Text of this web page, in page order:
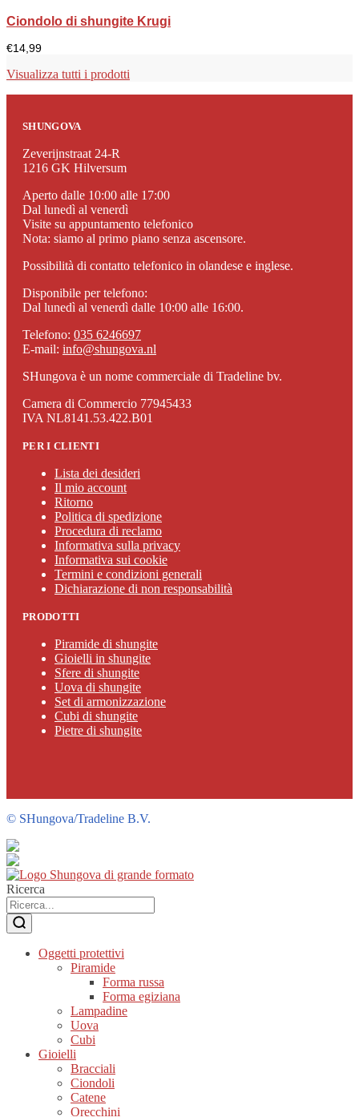
Ciondolo di shungite Krugi
€14,99
Visualizza tutti i prodotti
SHUNGOVA
Zeverijnstraat 24-R
1216 GK Hilversum
Aperto dalle 10:00 alle 17:00
Dal lunedì al venerdì
Visite su appuntamento telefonico
Nota: siamo al primo piano senza ascensore.
Possibilità di contatto telefonico in olandese e inglese.
Disponibile per telefono:
Dal lunedì al venerdì dalle 10:00 alle 16:00.
Telefono: 035 6246697
E-mail: info@shungova.nl
SHungova è un nome commerciale di Tradeline bv.
Camera di Commercio 77945433
IVA NL8141.53.422.B01
PER I CLIENTI
Lista dei desideri
Il mio account
Ritorno
Politica di spedizione
Procedura di reclamo
Informativa sulla privacy
Informativa sui cookie
Termini e condizioni generali
Dichiarazione di non responsabilità
PRODOTTI
Piramide di shungite
Gioielli in shungite
Sfere di shungite
Uova di shungite
Set di armonizzazione
Cubi di shungite
Pietre di shungite
© SHungova/Tradeline B.V.
Ricerca
Oggetti protettivi
Piramide
Forma russa
Forma egiziana
Lampadine
Uova
Cubi
Gioielli
Bracciali
Ciondoli
Catene
Orecchini